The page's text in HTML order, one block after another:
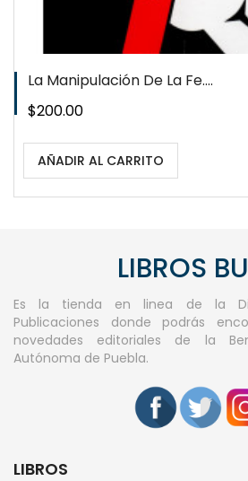
La Manipulación De La Fe....
Precio
$200.00
AÑADIR AL CARRITO
LIBROS
Es la tienda en linea de la
Publicaciones donde podrás
novedades editoriales de la
Autónoma de Puebla.
LIBROS